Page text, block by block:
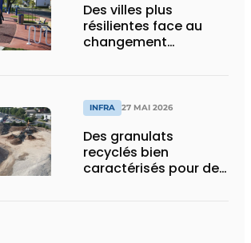
Des villes plus
résilientes face au
changement
INFRA 27 MAI 2026
Des granulats
recyclés bien
caractérisés pour des